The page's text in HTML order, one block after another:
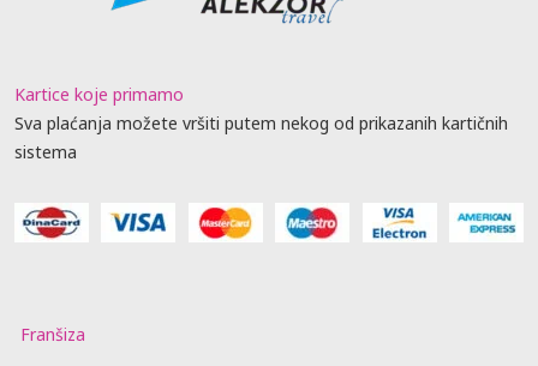
Kartice koje primamo
Sva plaćanja možete vršiti putem nekog od prikazanih kartičnih
sistema
Franšiza